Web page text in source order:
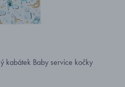
kabátek Baby service kočky